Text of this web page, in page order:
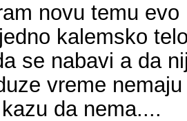
novu temu
kalemsko
se nabavi a da
vreme
da nema....